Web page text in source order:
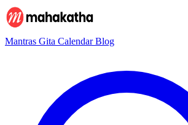
Mantras Gita CalendarBlog